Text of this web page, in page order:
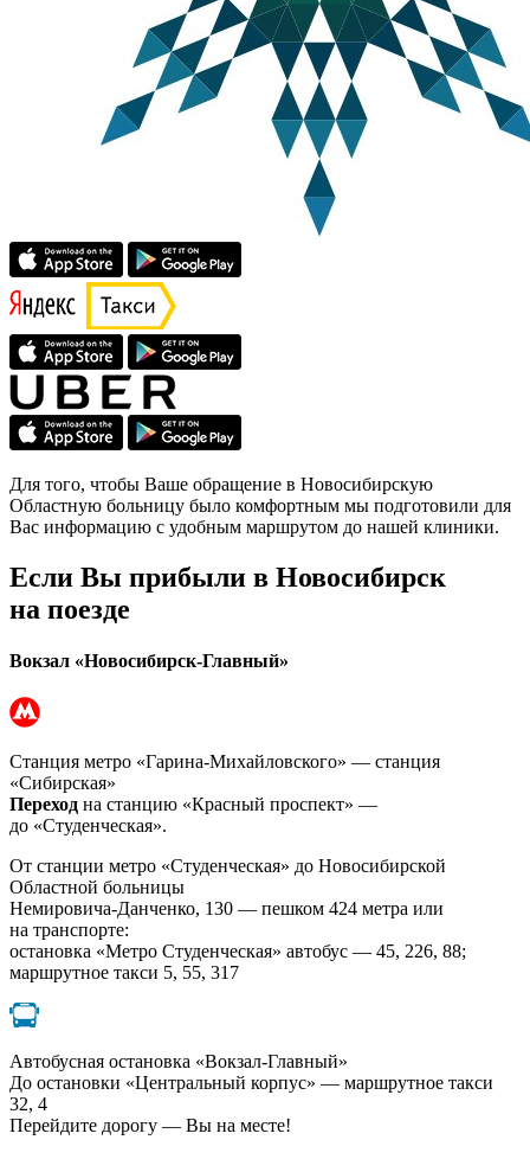
Для того, чтобы Ваше обращение в Новосибирскую
Областную больницу было комфортным мы подготовили для
Вас информацию с удобным маршрутом до нашей клиники.
Если Вы прибыли в Новосибирск
на поезде
Вокзал «Новосибирск-Главный»
Станция метро «Гарина-Михайловского» — станция
«Сибирская»
Переход на станцию «Красный проспект» —
до «Студенческая».
От станции метро «Студенческая» до Новосибирской
Областной больницы
Немировича-Данченко, 130 — пешком 424 метра или
на транспорте:
остановка «Метро Студенческая» автобус — 45, 226, 88;
маршрутное такси 5, 55, 317
Автобусная остановка «Вокзал-Главный»
До остановки «Центральный корпус» — маршрутное такси
32, 4
Перейдите дорогу — Вы на месте!